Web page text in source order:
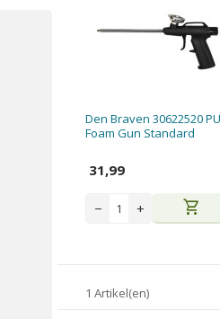
Den Braven 30622520 PU
Foam Gun Standard
31,99
− + shopping_cart
1 Artikel(en)